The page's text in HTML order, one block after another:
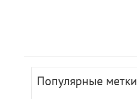
Популярные метки